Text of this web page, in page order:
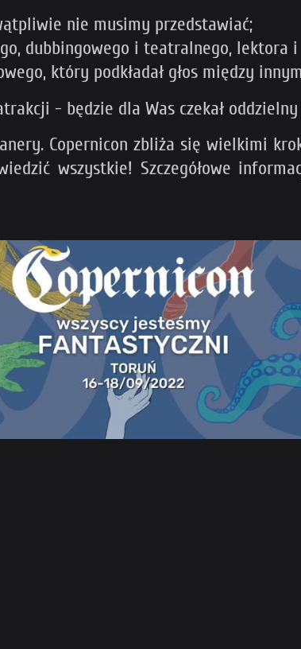
nie musimy przedstawiać;
dubbingowego i teatralnego, lektora
który podkładał głos między
- będzie dla Was czekał
Copernicon zbliża się wielkimi
wszystkie! Szczegółowe